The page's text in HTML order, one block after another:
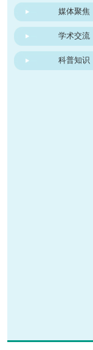
媒体聚焦
学术交流
科普知识